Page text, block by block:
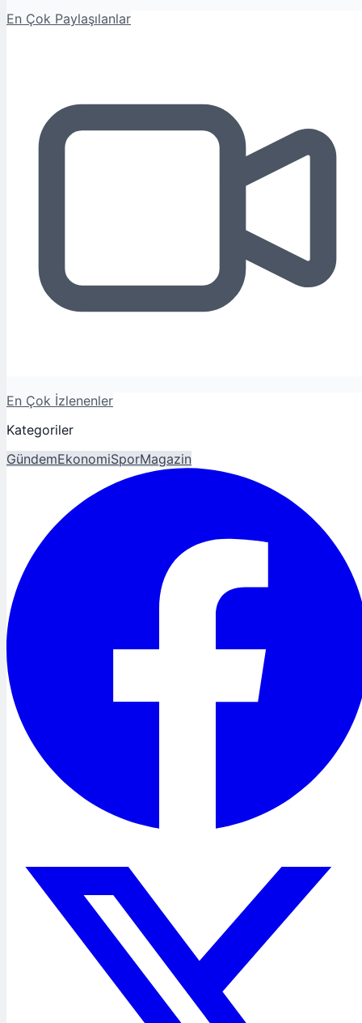
En Çok Paylaşılanlar
En Çok İzlenenler
Kategoriler
GündemEkonomiSporMagazin